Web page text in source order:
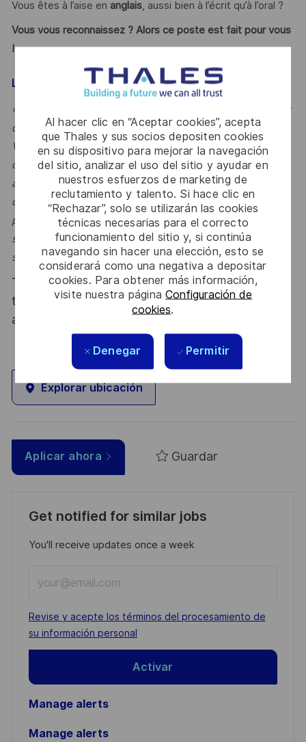
Al hacer clic en “Aceptar cookies”, acepta
que Thales y sus socios depositen cookies
en su dispositivo para mejorar la navegación
del sitio, analizar el uso del sitio y ayudar en
nuestros esfuerzos de marketing de
reclutamiento y talento. Si hace clic en
“Rechazar”, solo se utilizarán las cookies
técnicas necesarias para el correcto
funcionamiento del sitio y, si continúa
navegando sin hacer una elección, esto se
considerará como una negativa a depositar
cookies. Para obtener más información,
visite nuestra páginaConfiguración de
cookies.
Denegar Permitir
Vous êtes à l’aise en anglais, aussi bien à l’écrit qu’à l’oral ?
Vous vous reconnaissez ? Alors ce poste est fait pour vous
!
LE MOT DE L’ÉQUIPE
« En tant que Project Design Authority, vous êtes au cœur
des décisions techniques qui façonnent nos satellites.
Vous intervenez sur des programmes stratégiques, au
contact direct des clients et des équipes d’ingénierie,
avec une vision globale de la solution. Si vous aimez
conjuguer expertise technique, leadership et gestion de
problématiques complexes dans un environnement
spatial exigeant, rejoignez-nous pour contribuer aux
satellites de demain. »
Thales, entreprise Handi-Engagée, reconnait
tous les talents. La diversité est notre meilleur
atout. Postulez et rejoignez nous !
Explorar ubicación
Aplicar ahora Guardar
Get notified for similar jobs
You'll receive updates once a week
Email
address
(Required)
Required
Revise y acepte los términos del procesamiento de
su información personal
Activar
Manage alerts
Manage alerts